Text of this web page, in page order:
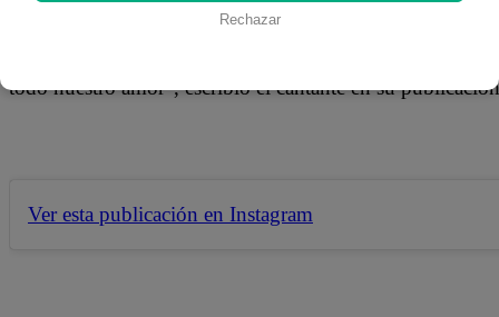
riesgo alguno para poder presentar a mi adoración mi
todo nuestro amor”, escribió el cantante en su
Ver esta publicación en Instagram
Rechazar